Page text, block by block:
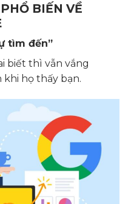
BIẾN VỀ
tìm đến”
biết thì vẫn vắng
khi họ thấy bạn.